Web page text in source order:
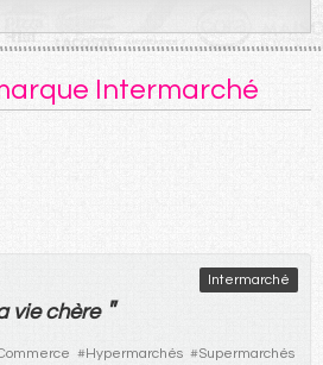
Intermarché
Intermarché
vie chère "
#Hypermarchés #Supermarchés